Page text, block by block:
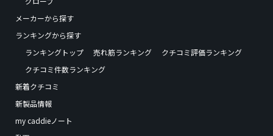
メーカーから探す
ランキングから探す
ランキングトップ
売れ筋ランキング
クチコミ評価ランキング
クチコミ件数ランキング
新着クチコミ
新製品情報
my caddieノート